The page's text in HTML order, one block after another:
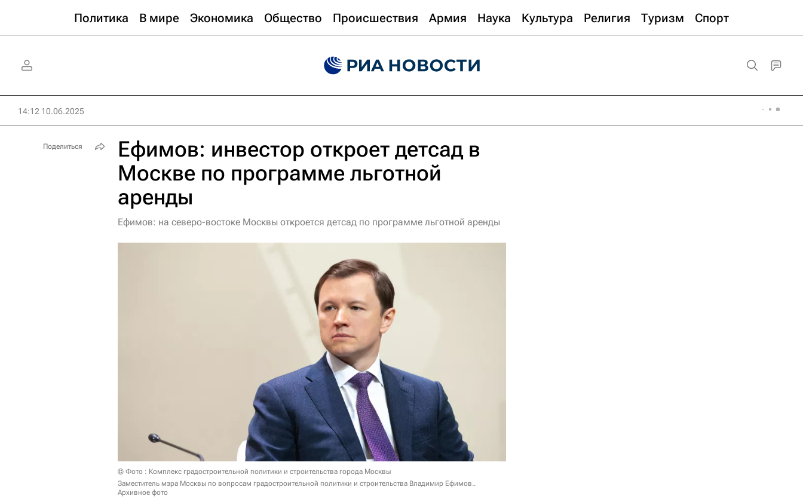
Политика В мире Экономика Общество Происшествия Армия Наука Культура Религия Туризм Спорт
14:12 10.06.2025
Ефимов: инвестор откроет детсад в
Москве по программе льготной
аренды
Ефимов: на северо-востоке Москвы откроется детсад по программе льготной аренды
© Фото : Комплекс градостроительной политики и строительства города Москвы
Заместитель мэра Москвы по вопросам градостроительной политики и строительства Владимир Ефимов..
Архивное фото
Поделиться